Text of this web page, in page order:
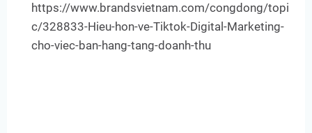
https://www.brandsvietnam.com/congdong/topi
c/328833-Hieu-hon-ve-Tiktok-Digital-Marketing-
cho-viec-ban-hang-tang-doanh-thu